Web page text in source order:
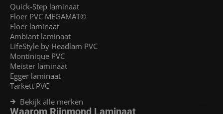
Quick-Step laminaat
Floer PVC MEGAMAT©
Floer laminaat
Ambiant laminaat
LifeStyle by Headlam PVC
Montinique PVC
Meister laminaat
Egger laminaat
Tarkett PVC
Bekijk alle merken
Waarom Rijnmond Laminaat